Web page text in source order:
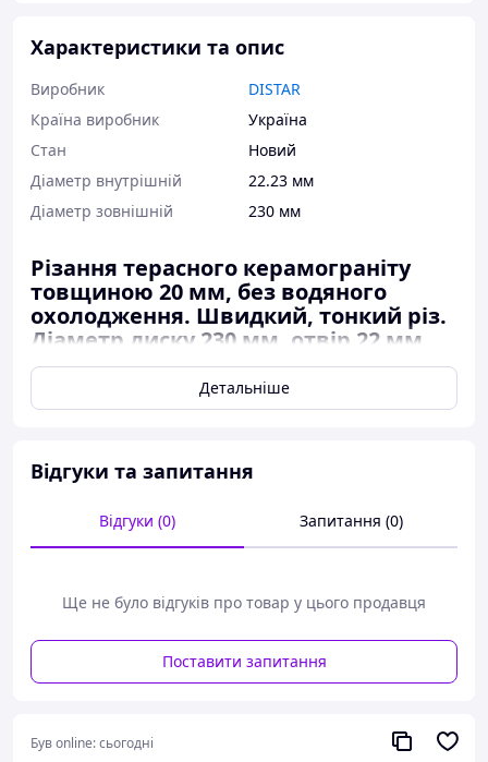
Характеристики та опис
Виробник
DISTAR
Країна виробник
Україна
Стан
Новий
Діаметр внутрішній
22.23 мм
Діаметр зовнішній
230 мм
Різання терасного керамограніту
товщиною 20 мм, без водяного
охолодження. Швидкий, тонкий різ.
Діаметр диску 230 мм, отвір 22 мм,
товщина 1,6мм.
Детальніше
Відгуки та запитання
Відгуки (0) Запитання (0)
Ще не було відгуків про товар у цього продавця
Поставити запитання
Був online:сьогодні